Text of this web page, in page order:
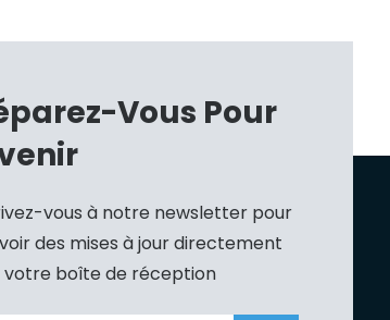
Vous Pour
vous à notre newsletter pour
des mises à jour directement
votre boîte de réception